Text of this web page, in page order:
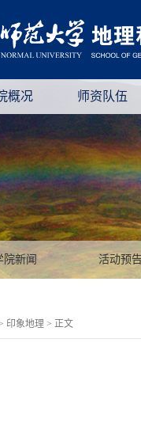
概况 师资队伍
院新闻 活动预
印象地理 > 正文